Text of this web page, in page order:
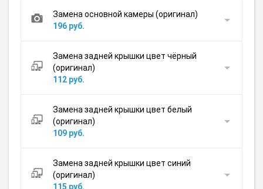
Замена основной камеры (оригинал)
196 руб.
Замена задней крышки цвет чёрный
(оригинал)
112 руб.
Замена задней крышки цвет белый
(оригинал)
109 руб.
Замена задней крышки цвет синий
(оригинал)
115 руб.